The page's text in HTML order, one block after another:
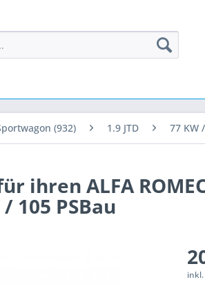
(932) 1.9 JTD 77 KW
ihren ALFA
105 PSBau